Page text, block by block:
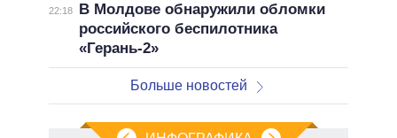
22:18
В Молдове обнаружили обломки
российского беспилотника
«Герань-2»
Больше новостей